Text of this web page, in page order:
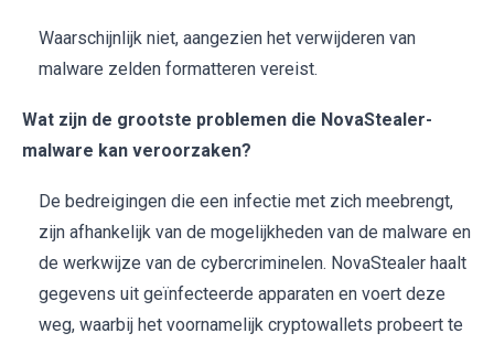
Waarschijnlijk niet, aangezien het verwijderen van
malware zelden formatteren vereist.
Wat zijn de grootste problemen die NovaStealer-
malware kan veroorzaken?
De bedreigingen die een infectie met zich meebrengt,
zijn afhankelijk van de mogelijkheden van de malware en
de werkwijze van de cybercriminelen. NovaStealer haalt
gegevens uit geïnfecteerde apparaten en voert deze
weg, waarbij het voornamelijk cryptowallets probeert te